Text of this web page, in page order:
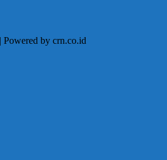
by crn.co.id